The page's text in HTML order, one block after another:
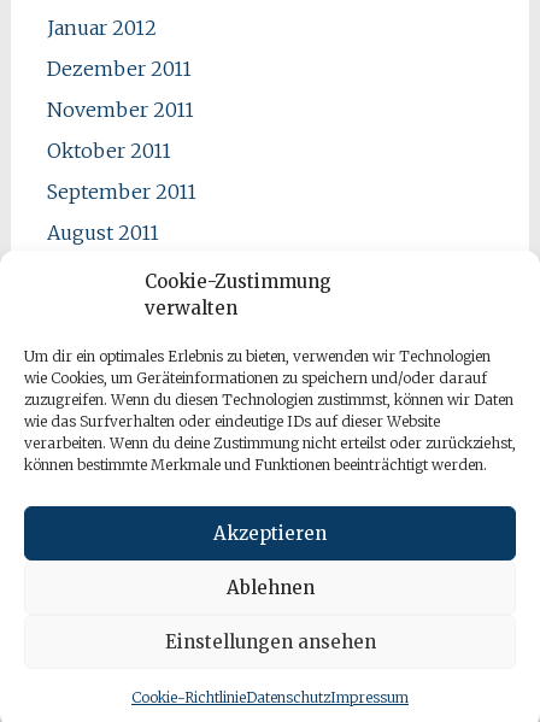
Cookie-Zustimmung
verwalten
Um dir ein optimales Erlebnis zu bieten, verwenden wir Technologien
wie Cookies, um Geräteinformationen zu speichern und/oder darauf
zuzugreifen. Wenn du diesen Technologien zustimmst, können wir Daten
wie das Surfverhalten oder eindeutige IDs auf dieser Website
verarbeiten. Wenn du deine Zustimmung nicht erteilst oder zurückziehst,
können bestimmte Merkmale und Funktionen beeinträchtigt werden.
Akzeptieren
Ablehnen
Einstellungen ansehen
Cookie-RichtlinieDatenschutzImpressum
Januar 2012
Dezember 2011
November 2011
Oktober 2011
September 2011
August 2011
Mai 2011
April 2011
von ThemeGrill. Powered byWordPress